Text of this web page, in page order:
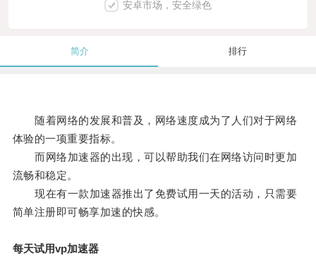
安卓市场，安全绿色
简介 排行
随着网络的发展和普及，网络速度成为了人们对于网络
体验的一项重要指标。
而网络加速器的出现，可以帮助我们在网络访问时更加
流畅和稳定。
现在有一款加速器推出了免费试用一天的活动，只需要
简单注册即可畅享加速的快感。
每天试用vp加速器